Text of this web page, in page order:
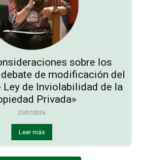
sobre los
de modificación del
Ley de Inviolabilidad de la
Privada»
23/07/2026
Leer más